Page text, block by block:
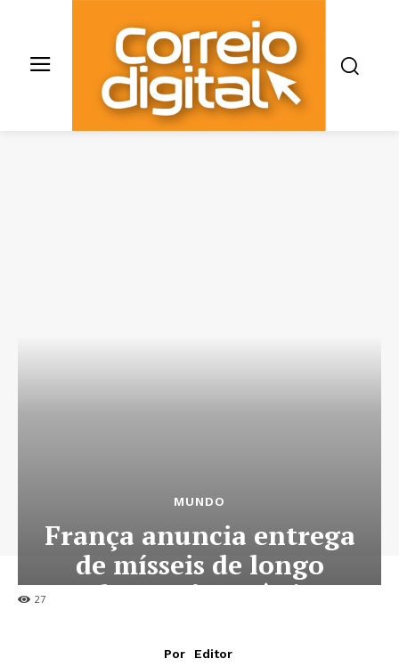
27
MUNDO
França anuncia entrega
de mísseis de longo
alcance à Ucrânia
Por
Editor